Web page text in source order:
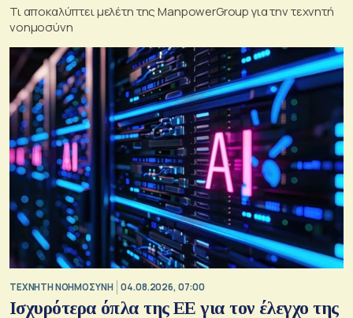
Τι αποκαλύπτει μελέτη της ManpowerGroup για την τεχνητή
νοημοσύνη
TΕΧΝΗΤΗ ΝΟΗΜΟΣΥΝΗ 04.08.2026, 07:00
Ισχυρότερα όπλα της ΕΕ για τον έλεγχο της